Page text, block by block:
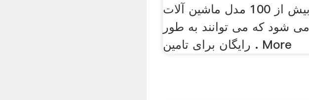
بیش از 100 مدل ماشین آلات
می شود که می توانند به طور
رایگان برای تامین . More